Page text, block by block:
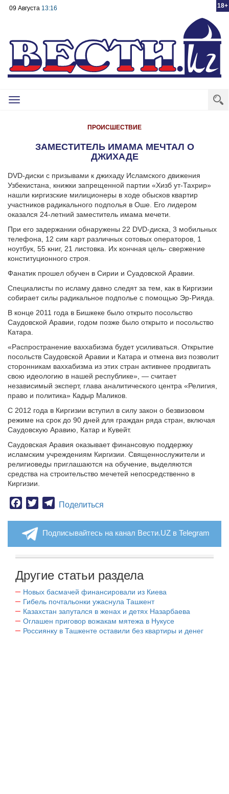
18+
09 Августа 13:16
Toggle
ПРОИСШЕСТВИЕ
ЗАМЕСТИТЕЛЬ ИМАМА МЕЧТАЛ О
ДЖИХАДЕ
DVD-диски с призывами к джихаду Исламского движения
Узбекистана, книжки запрещенной партии «Хизб ут-Тахрир»
нашли киргизские милиционеры в ходе обысков квартир
участников радикального подполья в Оше. Его лидером
оказался 24-летний заместитель имама мечети.
При его задержании обнаружены 22 DVD-диска, 3 мобильных
телефона, 12 сим карт различных сотовых операторов, 1
ноутбук, 55 книг, 21 листовка. Их кончная цель- свержение
конституционного строя.
Фанатик прошел обучен в Сирии и Суадовской Аравии.
Специалисты по исламу давно следят за тем, как в Киргизии
собирает силы радикальное подполье с помощью Эр-Рияда.
В конце 2011 года в Бишкеке было открыто посольство
Саудовской Аравии, годом позже было открыто и посольство
Катара.
«Распространение ваххабизма будет усиливаться. Открытие
посольств Саудовской Аравии и Катара и отмена виз позволит
сторонникам ваххабизма из этих стран активнее продвигать
свою идеологию в нашей республике», — считает
независимый эксперт, глава аналитического центра «Религия,
право и политика» Кадыр Маликов.
С 2012 года в Киргизии вступил в силу закон о безвизовом
режиме на срок до 90 дней для граждан ряда стран, включая
Саудовскую Аравию, Катар и Кувейт.
Саудовская Аравия оказывает финансовую поддержку
исламским учреждениям Киргизии. Священнослужители и
религиоведы приглашаются на обучение, выделяются
средства на строительство мечетей непосредственно в
Киргизии.
Facebook
TwitterTelegram
Поделиться
Подписывайтесь на канал Вести.UZ в Telegram
Другие статьи раздела
Новых басмачей финансировали из Киева
Гибель почтальонки ужаснула Ташкент
Казахстан запутался в женах и детях Назарбаева
Оглашен приговор вожакам мятежа в Нукусе
Россиянку в Ташкенте оставили без квартиры и денег